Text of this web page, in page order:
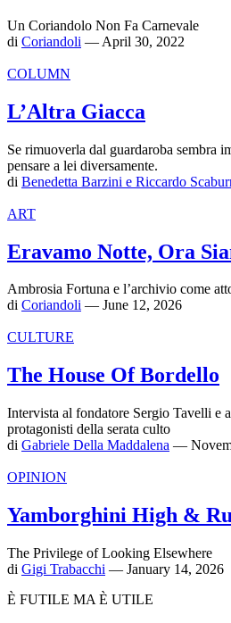
Un Coriandolo Non Fa Carnevale
di Coriandoli — April 30, 2022
COLUMN
L’Altra Giacca
Se rimuoverla dal guardaroba sembra
pensare a lei diversamente.
di Benedetta Barzini e Riccardo
ART
Eravamo Notte, Ora
Ambrosia Fortuna e l’archivio come
di Coriandoli — June 12, 2026
CULTURE
The House Of Bordello
Intervista al fondatore Sergio Tavelli e
protagonisti della serata culto
di Gabriele Della Maddalena —
OPINION
Yamborghini High &
The Privilege of Looking Elsewhere
di Gigi Trabacchi — January 14, 2026
È FUTILE MA È UTILE